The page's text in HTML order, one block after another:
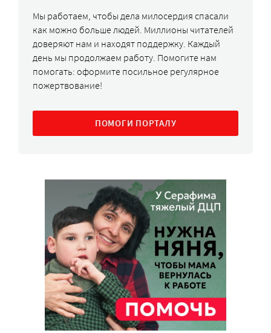
Мы работаем, чтобы дела милосердия спасали
как можно больше людей. Миллионы читателей
доверяют нам и находят поддержку. Каждый
день мы продолжаем работу. Помогите нам
помогать: оформите посильное регулярное
пожертвование!
ПОМОГИ ПОРТАЛУ